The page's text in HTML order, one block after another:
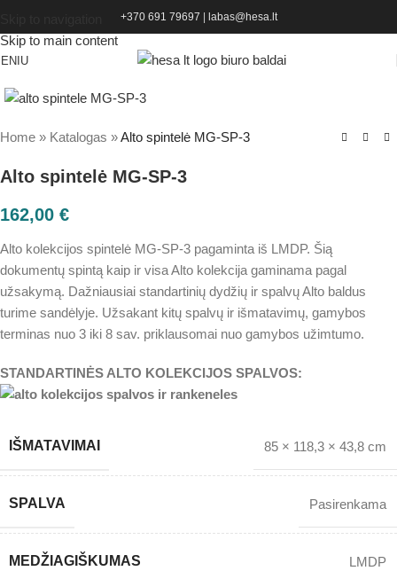
Skip to main content
+370 691 79697 labas@hesa.lt
Home » Katalogas »Alto spintelė MG-SP-3
Alto spintelė MG-SP-3
162,00 €
Alto kolekcijos spintelė MG-SP-3 pagaminta iš LMDP. Šią
dokumentų spintą kaip ir visa Alto kolekcija gaminama pagal
užsakymą. Dažniausiai standartinių dydžių ir spalvų Alto baldus
turime sandėlyje. Užsakant kitų spalvų ir išmatavimų, gamybos
terminas nuo 3 iki 8 sav. priklausomai nuo gamybos užimtumo.
STANDARTINĖS ALTO KOLEKCIJOS SPALVOS:
IŠMATAVIMAI 85 × 118,3 × 43,8 cm
SPALVA Pasirenkama
MEDŽIAGIŠKUMAS LMDP